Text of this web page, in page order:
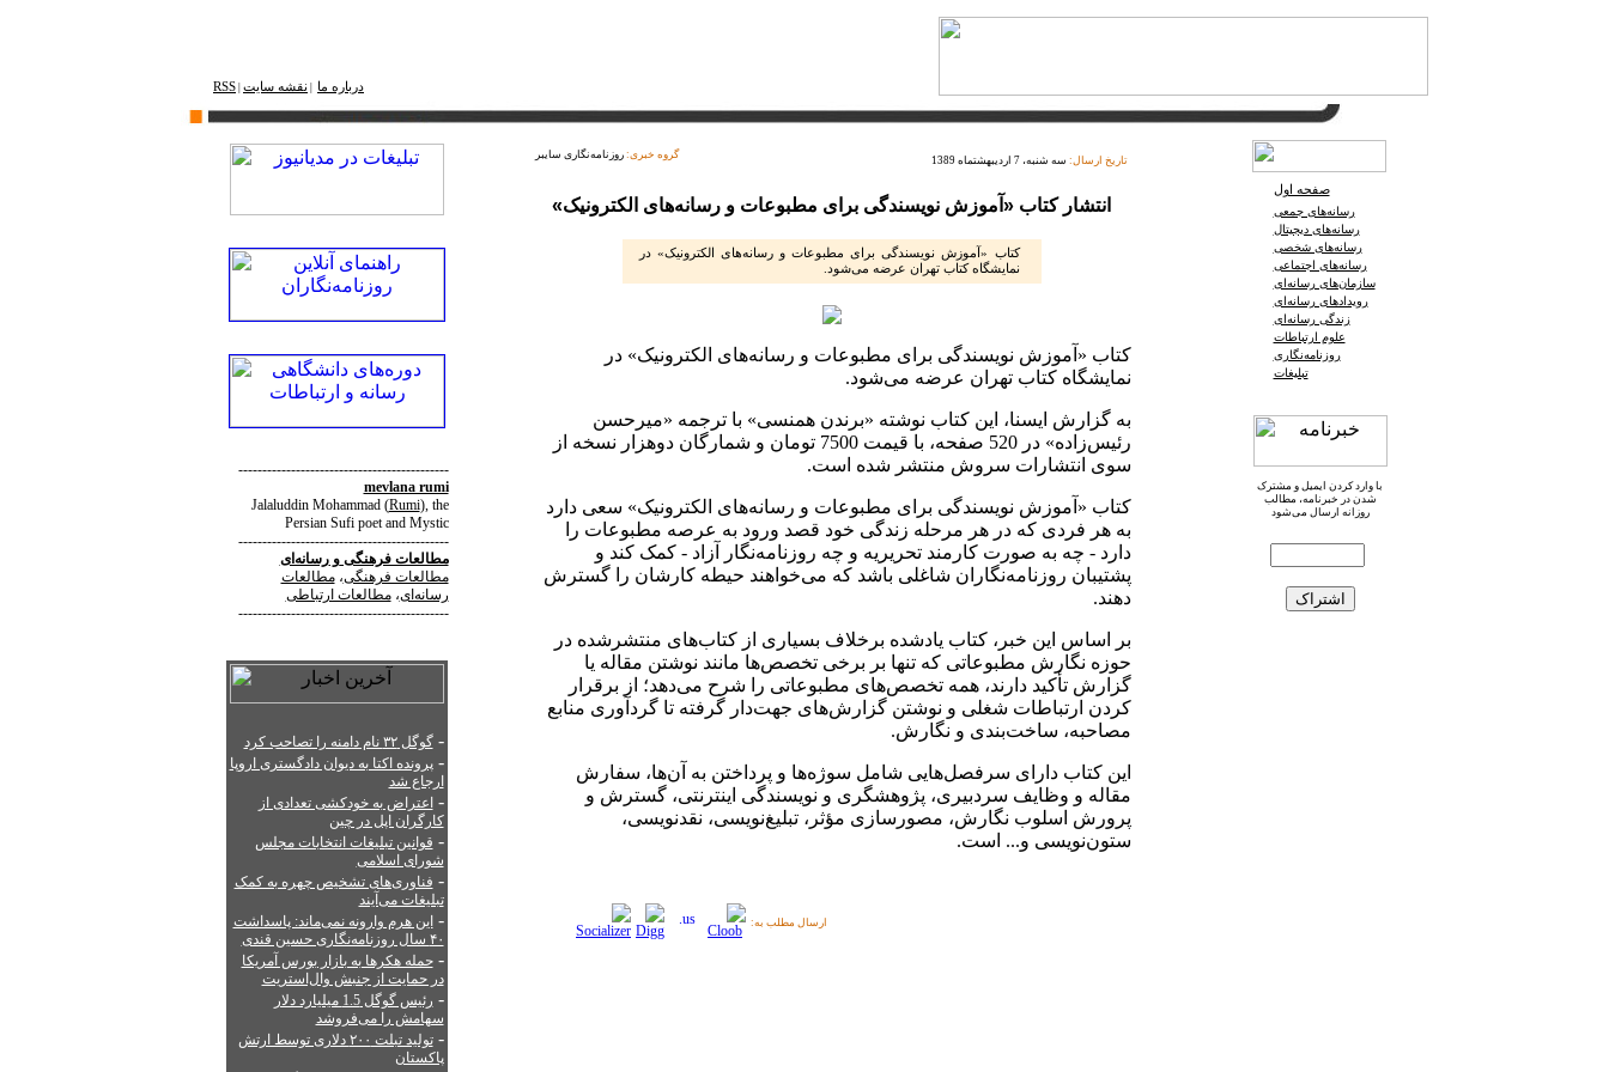
درباره ما نقشه ‌سایت RSS
--------------------------------------------
mevlana rumi
Jalaluddin Mohammad(Rumi), the
Persian Sufi poet and Mystic
--------------------------------------------
مطالعات فرهنگیورسانه‌ای
مطالعات فرهنگی،مطالعات
رسانه‌ای،مطالعات ارتباطی
--------------------------------------------
-گوگل ۳۲ نام دامنه را تصاحب کرد
-پرونده اکتا به دیوان دادگستری اروپا
ارجاع شد
- اعتراض به خودکشی تعدادی از
کارگران اپل در چین
- قوانین تبلیغات انتخابات مجلس
شورای اسلامی
- فناوری‌های تشخیص چهره به کمک
تبلیغات می‌آیند
-این هرم وارونه نمی‌ماند: پاسداشت
۴۰ سال روزنامه‌نگاری حسین قندی
-حمله هکرها به بازار بورس آمریکا
در حمایت از جنبش وال‌استریت
-
رئیس گوگل 1.5 میلیارد دلار
سهامش را می‌فروشد
-
تولید تبلت ۲۰۰ دلاری توسط ارتش
پاکستان
گروه خبری: روزنامه‌نگاری سایبر تاریخ ارسال: سه شنبه، 7 اردیبهشتماه 1389
انتشار کتاب «آموزش نویسندگی برای مطبوعات و رسانه‌های الکترونیک»
کتاب «آموزش نویسندگی برای مطبوعات و رسانه‌های الکترونیک» در
نمایشگاه کتاب تهران عرضه می‌شود.
کتاب «آموزش نویسندگی برای مطبوعات و رسانه‌های الکترونیک» در
نمایشگاه کتاب تهران عرضه می‌شود.
به گزارش ایسنا، این کتاب نوشته «برندن همنسی» با ترجمه «میرحسن
رئیس‌زاده» در 520 صفحه، با قیمت 7500 تومان و شمارگان دوهزار نسخه از
سوی انتشارات سروش منتشر شده است.
کتاب «آموزش نویسندگی برای مطبوعات و رسانه‌های الکترونیک» سعی دارد
به هر فردی که در هر مرحله زندگی خود قصد ورود به عرصه مطبوعات را
دارد - چه به صورت کارمند تحریریه و چه روزنامه‌نگار آزاد - کمک کند و
پشتیبان روزنامه‌نگاران شاغلی باشد که می‌خواهند حیطه کارشان را گسترش
دهند.
بر اساس این خبر، کتاب یادشده برخلاف بسیاری از کتاب‌های منتشرشده در
حوزه نگارش مطبوعاتی که تنها بر برخی تخصص‌ها مانند نوشتن مقاله یا
گزارش تأکید دارند، همه تخصص‌های مطبوعاتی را شرح می‌دهد؛ از برقرار
کردن ارتباطات شغلی و نوشتن گزارش‌های جهت‌دار گرفته تا گردآوری منابع
مصاحبه، ساخت‌بندی و نگارش.
این کتاب دارای سرفصل‌هایی شامل سوژه‌ها و پرداختن به آن‌ها، سفارش
مقاله و وظایف سردبیری، پژوهشگری و نویسندگی اینترنتی، گسترش و
پرورش اسلوب نگارش، مصورسازی مؤثر، تبلیغ‌نویسی، نقدنویسی،
ستون‌نویسی و... است.
ارسال مطلب به:
صفحه اول
رسانه‌های جمعی
رسانه‌های دیجیتال
رسانه‌های شخصی
رسانه‌های اجتماعی
سازمان‌های رسانه‌ای
رویدادهای رسانه‌ای
زندگی رسانه‌ای
علوم ارتباطات
روزنامه‌نگاری
تبلیغات
با وارد کردن ایمیل و مشترک
شدن در خبرنامه، مطالب
روزانه ارسال می‌شود